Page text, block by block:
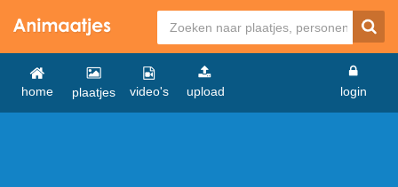
home plaatjes video's upload login